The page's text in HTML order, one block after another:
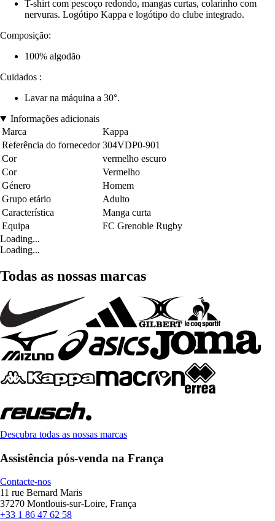
T-shirt com pescoço redondo, mangas curtas, colarinho com
nervuras. Logótipo Kappa e logótipo do clube integrado.
Composição:
100% algodão
Cuidados :
Lavar na máquina a 30°.
Informações adicionais
Marca
Kappa
Referência do fornecedor 304VDP0-901
Cor
vermelho escuro
Cor
Vermelho
Género
Homem
Grupo etário
Adulto
Característica
Manga curta
Equipa
FC Grenoble Rugby
Loading...
Loading...
Todas as nossas marcas
Descubra todas as nossas marcas
Assistência pós-venda na França
Contacte-nos
11 rue Bernard Maris
37270 Montlouis-sur-Loire, França
+33 1 86 47 62 58